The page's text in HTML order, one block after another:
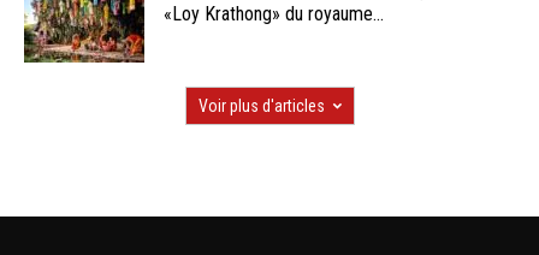
«Loy Krathong» du royaume...
Voir plus d'articles